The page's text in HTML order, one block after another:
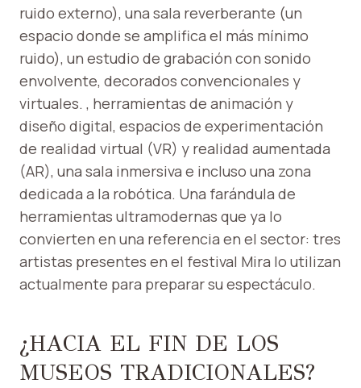
ruido externo), una sala reverberante (un
espacio donde se amplifica el más mínimo
ruido), un estudio de grabación con sonido
envolvente, decorados convencionales y
virtuales. , herramientas de animación y
diseño digital, espacios de experimentación
de realidad virtual (VR) y realidad aumentada
(AR), una sala inmersiva e incluso una zona
dedicada a la robótica. Una farándula de
herramientas ultramodernas que ya lo
convierten en una referencia en el sector: tres
artistas presentes en el festival Mira lo utilizan
actualmente para preparar su espectáculo.
¿HACIA EL FIN DE LOS
MUSEOS TRADICIONALES?